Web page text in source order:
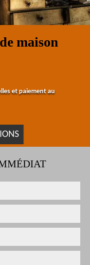
maison
et paiement au